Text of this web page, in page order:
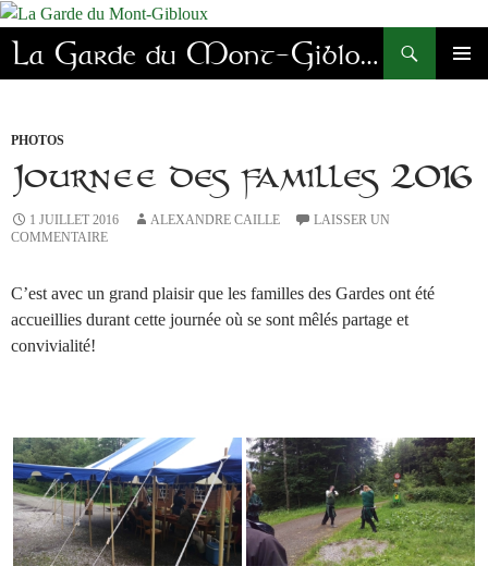
Aller
au
contenu
La Garde du Mont-Gibloux
Recherche
PHOTOS
Journée des familles 2016
1 JUILLET 2016 ALEXANDRE CAILLE
LAISSER UN
COMMENTAIRE
C’est avec un grand plaisir que les familles des Gardes ont été
accueillies durant cette journée où se sont mêlés partage et
convivialité!